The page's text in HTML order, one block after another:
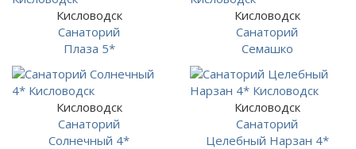
Кисловодск
Санаторий
Плаза 5*
Кисловодск
Санаторий
Семашко
Кисловодск
Санаторий
Солнечный 4*
Кисловодск
Санаторий
Целебный Нарзан 4*